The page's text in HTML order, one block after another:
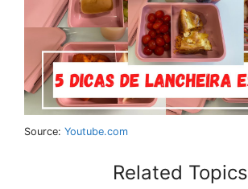
Source: Youtube.com
Related Topics